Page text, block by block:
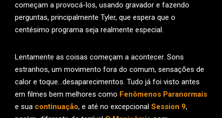
começam a provocá-los, usando gravador e fazendo
perguntas, principalmente Tyler, que espera que o
centésimo programa seja realmente especial.
Lentamente as coisas começam a acontecer. Sons
estranhos, um movimento fora do comum, sensações de
calor e toque…desaparecimentos. Tudo já foi visto antes
em filmes bem melhores como Fenômenos Paranormais
e sua continuação, e até no excepcional Session 9,